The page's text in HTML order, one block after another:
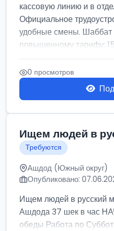
кассовую линию и в
Официальное
удобные смены. Шаббат
повышенному тарифу:
0 просмотров
Ищем людей в
Требуются
Ашдод (Южный округ)
Опубликовано:
Ищем людей в русский
Ашдода 37 шек в час
обеды Работа по